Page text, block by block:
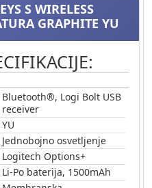
S WIRELESS
GRAPHITE YU
Bluetooth®, Logi Bolt USB
receiver
YU
Jednobojno osvetljenje
Logitech Options+
Li-Po baterija, 1500mAh